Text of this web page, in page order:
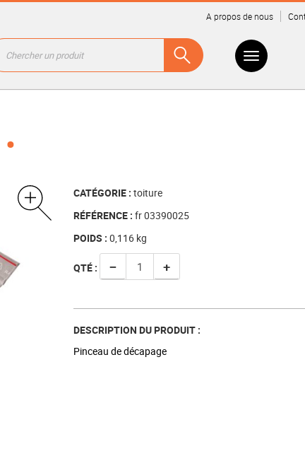
A propos de nous
CATÉGORIE : toiture
RÉFÉRENCE : fr 03390025
POIDS : 0,116 kg
QTÉ : − +
DESCRIPTION DU PRODUIT :
Pinceau de décapage